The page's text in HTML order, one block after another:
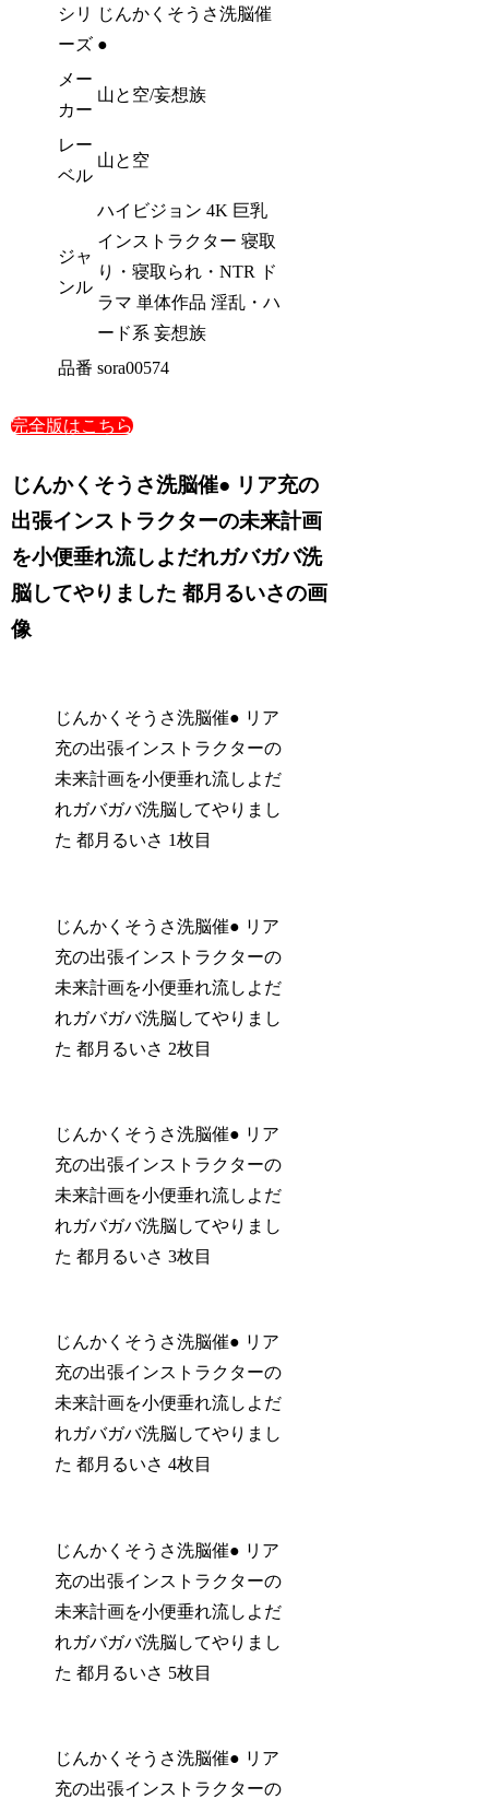
シリ
ーズ
じんかくそうさ洗脳催
●
メー
カー
山と空/妄想族
レー
ベル
山と空
ジャ
ンル
ハイビジョン 4K 巨乳
インストラクター 寝取
り・寝取られ・NTR ド
ラマ 単体作品 淫乱・ハ
ード系 妄想族
品番 sora00574
完全版はこちら
じんかくそうさ洗脳催● リア充の
出張インストラクターの未来計画
を小便垂れ流しよだれガバガバ洗
脳してやりました 都月るいさの画
像
じんかくそうさ洗脳催● リア
充の出張インストラクターの
未来計画を小便垂れ流しよだ
れガバガバ洗脳してやりまし
た 都月るいさ 1枚目
じんかくそうさ洗脳催● リア
充の出張インストラクターの
未来計画を小便垂れ流しよだ
れガバガバ洗脳してやりまし
た 都月るいさ 2枚目
じんかくそうさ洗脳催● リア
充の出張インストラクターの
未来計画を小便垂れ流しよだ
れガバガバ洗脳してやりまし
た 都月るいさ 3枚目
じんかくそうさ洗脳催● リア
充の出張インストラクターの
未来計画を小便垂れ流しよだ
れガバガバ洗脳してやりまし
た 都月るいさ 4枚目
じんかくそうさ洗脳催● リア
充の出張インストラクターの
未来計画を小便垂れ流しよだ
れガバガバ洗脳してやりまし
た 都月るいさ 5枚目
じんかくそうさ洗脳催● リア
充の出張インストラクターの